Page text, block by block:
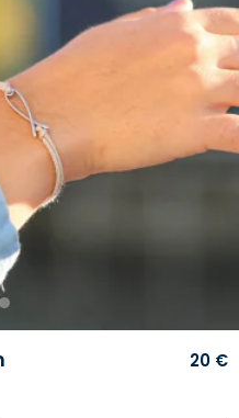
3
20 €